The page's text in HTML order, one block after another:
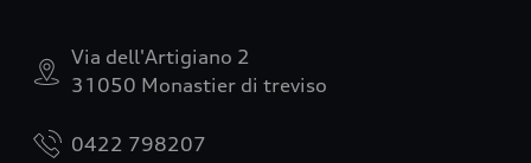
Via dell'Artigiano 2
31050 Monastier di treviso
0422 798207